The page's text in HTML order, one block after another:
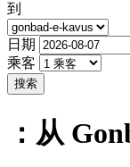
到
日期
乘客
搜索
：从